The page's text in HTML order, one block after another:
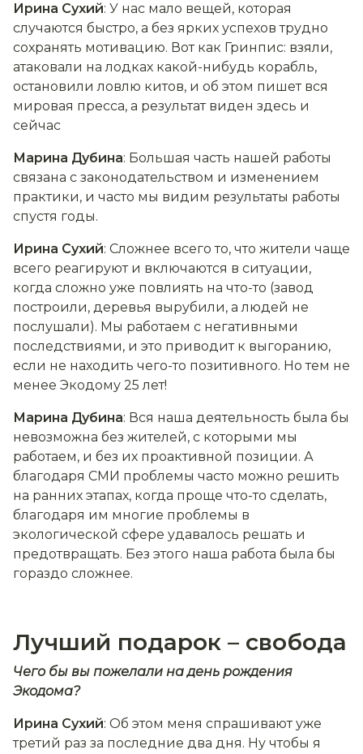
Ирина Сухий: У нас мало вещей, которая
случаются быстро, а без ярких успехов трудно
сохранять мотивацию. Вот как Гринпис: взяли,
атаковали на лодках какой-нибудь корабль,
остановили ловлю китов, и об этом пишет вся
мировая пресса, а результат виден здесь и
сейчас
Марина Дубина: Большая часть нашей работы
связана с законодательством и изменением
практики, и часто мы видим результаты работы
спустя годы.
Ирина Сухий: Сложнее всего то, что жители чаще
всего реагируют и включаются в ситуации,
когда сложно уже повлиять на что-то (завод
построили, деревья вырубили, а людей не
послушали). Мы работаем с негативными
последствиями, и это приводит к выгоранию,
если не находить чего-то позитивного. Но тем не
менее Экодому 25 лет!
Марина Дубина: Вся наша деятельность была бы
невозможна без жителей, с которыми мы
работаем, и без их проактивной позиции. А
благодаря СМИ проблемы часто можно решить
на ранних этапах, когда проще что-то сделать,
благодаря им многие проблемы в
экологической сфере удавалось решать и
предотвращать. Без этого наша работа была бы
гораздо сложнее.
Лучший подарок – свобода
Чего бы вы пожелали на день рождения
Экодома?
Ирина Сухий: Об этом меня спрашивают уже
третий раз за последние два дня. Ну чтобы я